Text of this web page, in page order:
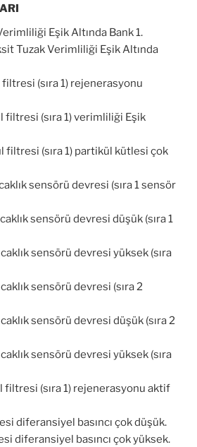
Eşik Altında Bank 1.
Tuzak Verimliliği Eşik Altında
(sıra 1) rejenerasyonu
filtresi (sıra 1) verimliliği Eşik
filtresi (sıra 1) partikül kütlesi çok
sensörü devresi (sıra 1 sensör
sensörü devresi düşük (sıra 1
sensörü devresi yüksek (sıra
sensörü devresi (sıra 2
sensörü devresi düşük (sıra 2
sensörü devresi yüksek (sıra
filtresi (sıra 1) rejenerasyonu aktif
diferansiyel basıncı çok düşük.
diferansiyel basıncı çok yüksek.